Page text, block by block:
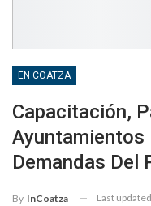
EN COATZA
Capacitación,
Ayuntamientos
Demandas Del
By InCoatza Last updated